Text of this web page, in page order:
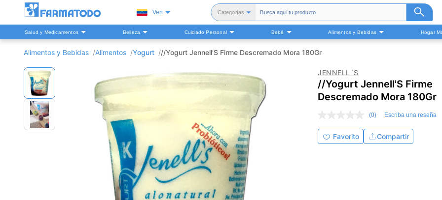
Ven Categorías
Todas
Belleza
Bebé
Alimentos y Bebidas
Hogar Mascota y Otros
Salud y Medicamentos Belleza Cuidado Personal Bebé Alimentos y Bebidas Hogar
Alimentos y Bebidas Alimentos Yogurt //Yogurt Jennell'S Firme Descremado Mora 180Gr
JENNELL´S
//Yogurt Jennell'S Firme
Descremado Mora 180Gr
puntuación
Enlace
en
(0) Escriba una reseña
Favorito Compartir